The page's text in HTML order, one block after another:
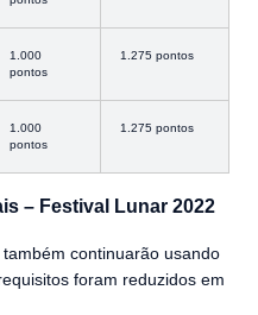
1.000
pontos
1.275 pontos
1.000
pontos
1.275 pontos
– Festival Lunar 2022
continuarão usando
foram reduzidos em